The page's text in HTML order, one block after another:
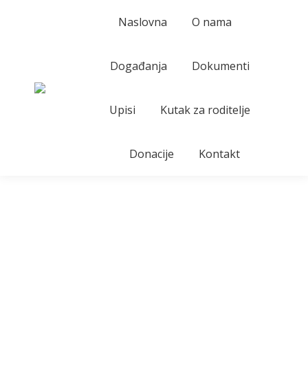
Naslovna O nama
Događanja Dokumenti
Upisi Kutak za roditelje
Donacije Kontakt